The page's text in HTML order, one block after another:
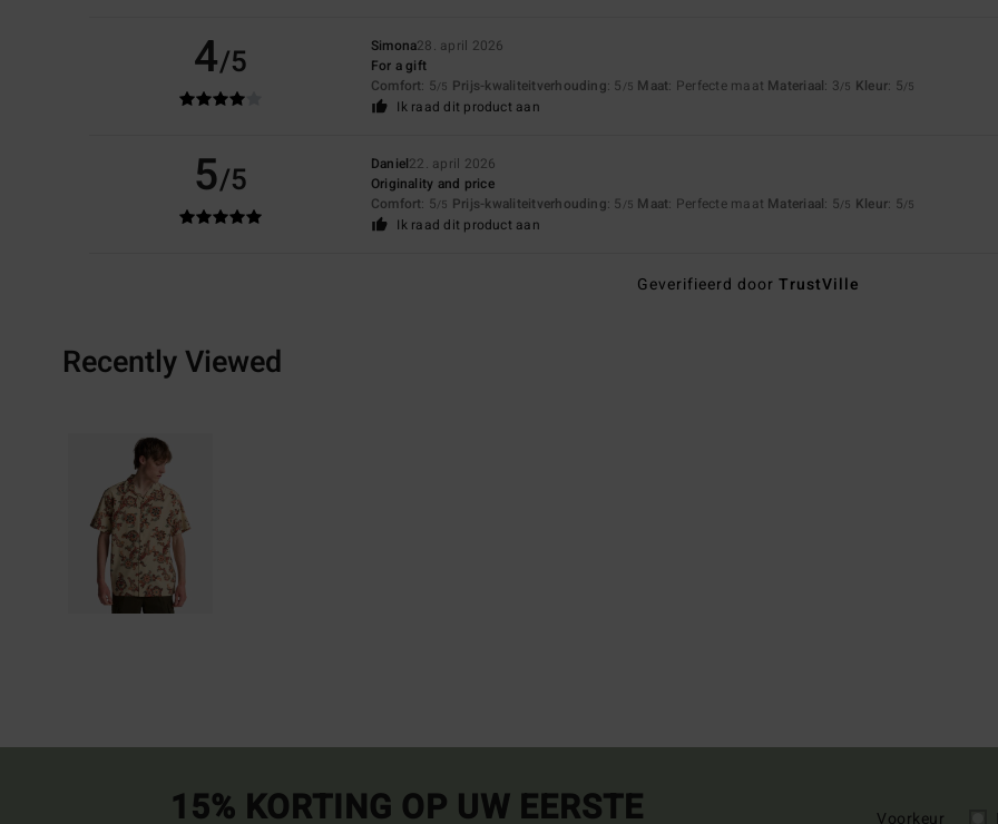
4/5 Simona28. april 2026
For a gift
Comfort: 5/5 Prijs-kwaliteitverhouding: 5 /5 Maat: Perfecte maat Materiaal: 3/5 Kleur: 5/5
Ik raad dit product aan
5/5 Daniel22. april 2026
Originality and price
Comfort: 5/5 Prijs-kwaliteitverhouding: 5 /5 Maat: Perfecte maat Materiaal: 5/5 Kleur: 5/5
Ik raad dit product aan
Geverifieerd door TrustVille
Recently Viewed
15% KORTING OP UW EERSTE Voorkeur